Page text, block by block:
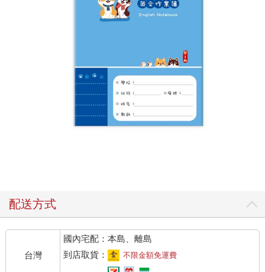
配送方式
台灣
國內宅配：本島、離島
到店取貨：
不限金額免運費